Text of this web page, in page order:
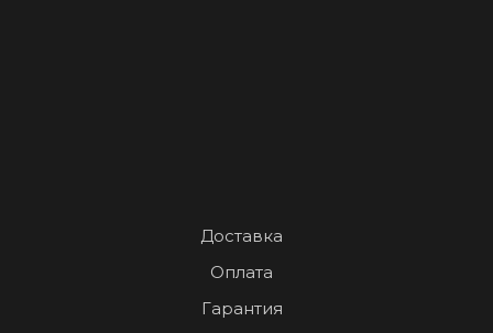
Доставка
Оплата
Гарантия